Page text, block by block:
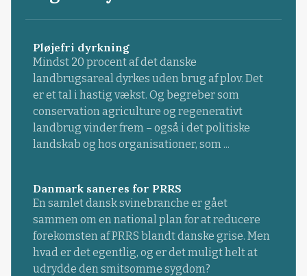
Pløjefri dyrkning
Mindst 20 procent af det danske
landbrugsareal dyrkes uden brug af plov. Det
er et tal i hastig vækst. Og begreber som
conservation agriculture og regenerativt
landbrug vinder frem – også i det politiske
landskab og hos organisationer, som ...
Danmark saneres for PRRS
En samlet dansk svinebranche er gået
sammen om en national plan for at reducere
forekomsten af PRRS blandt danske grise. Men
hvad er det egentlig, og er det muligt helt at
udrydde den smitsomme sygdom?